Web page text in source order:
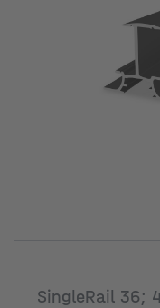
SingleRail 36;